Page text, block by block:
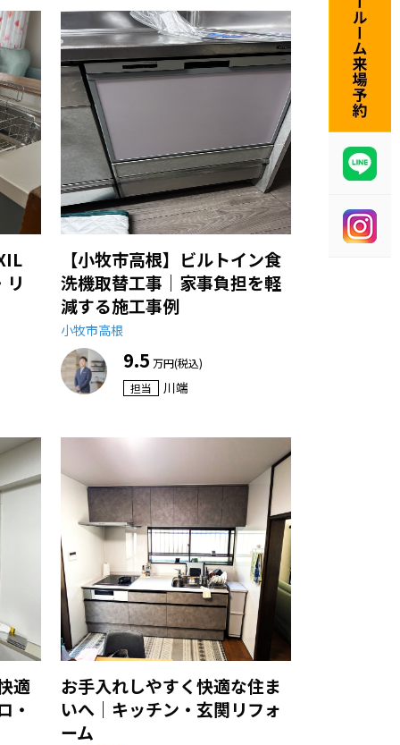
リ
【小牧市高根】ビルトイン食
洗機取替工事｜家事負担を軽
減する施工事例
小牧市高根
9.5 万円(税込)
担当
川端
適
・
お手入れしやすく快適な住ま
いへ｜キッチン・玄関リフォ
ーム